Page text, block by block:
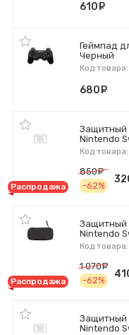
610
Геймпад
Черный
Код
680
Защитный
Nintendo
Код
Распродажа
850
-62%
Защитный
Nintendo
Код
Распродажа
1 070
-62%
Защитный
Nintendo